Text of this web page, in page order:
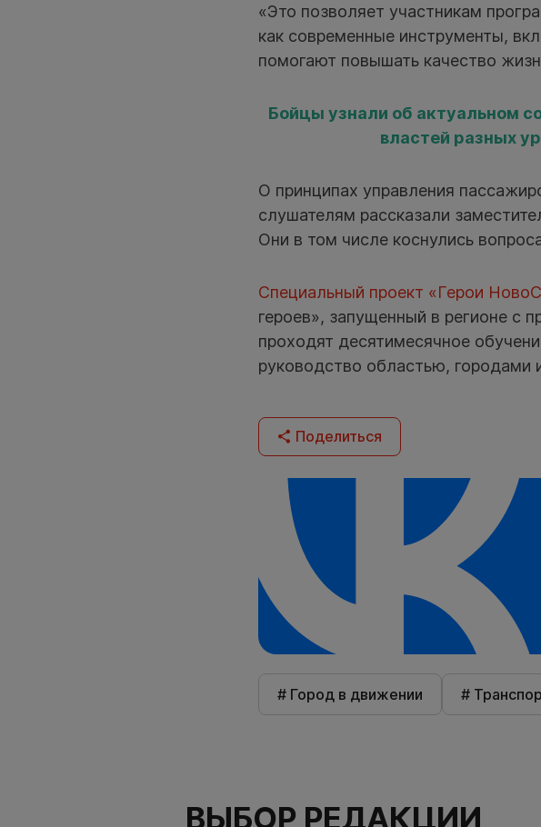
«Это позволяет участникам
как современные инструменты,
помогают повышать качество
Бойцы узнали об актуальном
властей разных
О принципах управления
слушателям рассказали
Они в том числе коснулись
Специальный проект «Герои
героев», запущенный в регионе с
проходят десятимесячное
руководство областью, городами
Поделиться
# Город в движении #
ВЫБОР РЕДАКЦИИ